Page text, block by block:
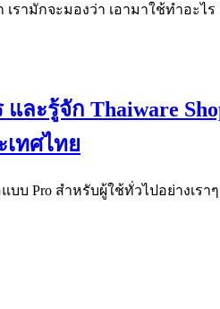
มักจะมองว่า เอามาใช้ทำอะไร
ละรู้จัก Thaiware
เทศไทย
บ Pro สำหรับผู้ใช้ทั่วไปอย่างเร